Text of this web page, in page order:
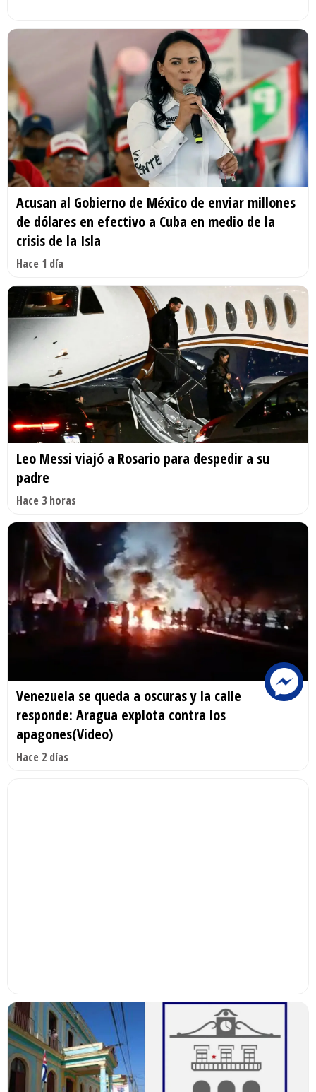
Acusan al Gobierno de México de enviar millones
de dólares en efectivo a Cuba en medio de la
crisis de la Isla
Hace 1 día
Leo Messi viajó a Rosario para despedir a su
padre
Hace 3 horas
Venezuela se queda a oscuras y la calle
responde: Aragua explota contra los
apagones(Video)
Hace 2 días